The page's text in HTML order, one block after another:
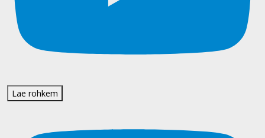
Lae rohkem